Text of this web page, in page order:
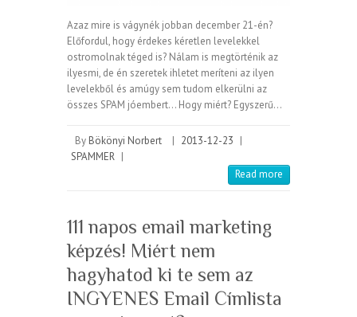
Azaz mire is vágynék jobban december 21-én?
Előfordul, hogy érdekes kéretlen levelekkel
ostromolnak téged is? Nálam is megtörténik az
ilyesmi, de én szeretek ihletet meríteni az ilyen
levelekből és amúgy sem tudom elkerülni az
összes SPAM jóembert… Hogy miért? Egyszerű…
By Bökönyi Norbert | 2013-12-23 |
SPAMMER |
Read more
111 napos email marketing
képzés! Miért nem
hagyhatod ki te sem az
INGYENES Email Címlista